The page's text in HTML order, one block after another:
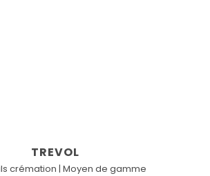
TREVOL
crémation | Moyen de gamme